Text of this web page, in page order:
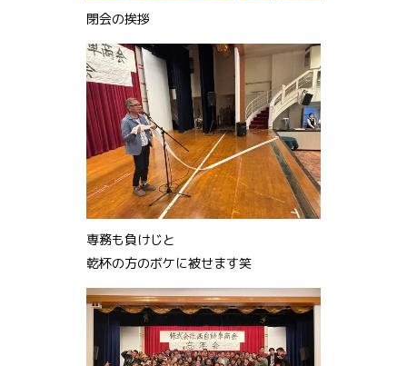
閉会の挨拶
専務も負けじと
乾杯の方のボケに被せます笑